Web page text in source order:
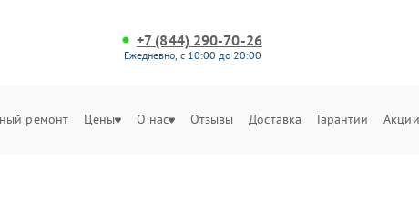
+7 (844) 290-70-26
Ежедневно, с 10:00 до 20:00
ремонт Цены О нас Отзывы Доставка Гарантии